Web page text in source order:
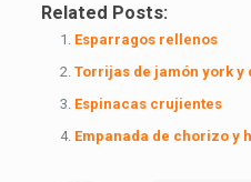
Related Posts:
Esparragos rellenos
Torrijas de jamón york y
Espinacas crujientes
Empanada de chorizo y